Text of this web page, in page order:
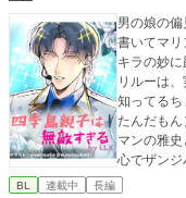
男の娘の
書いてマリ
キラの妙
リルーは
知ってる
たんだもん） マリンはある雨の日、ザンジバルと名乗
マンの雅
心でザン
がない雅史
BL 連載中 長編